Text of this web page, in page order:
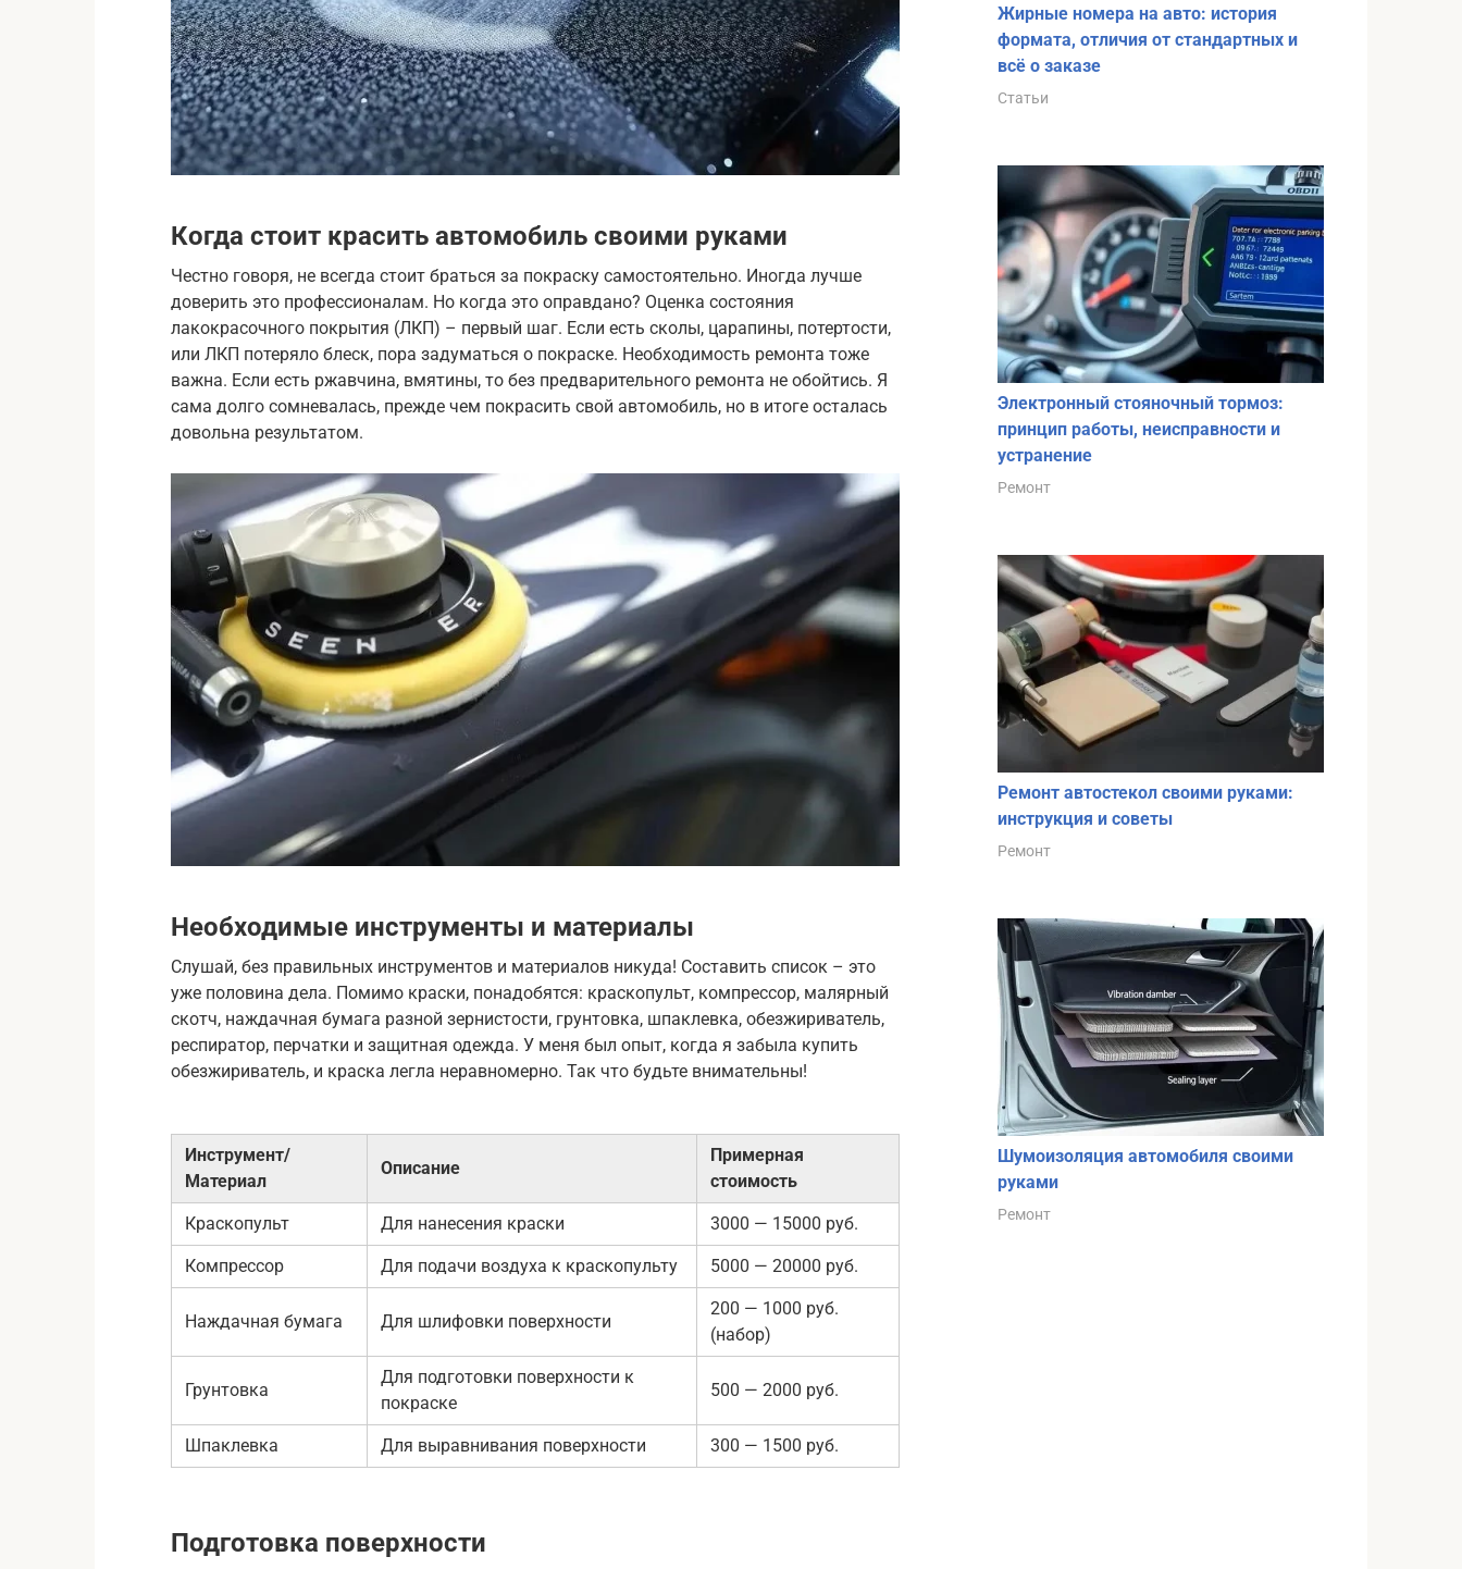
Когда стоит красить автомобиль своими руками
Честно говоря, не всегда стоит браться за покраску самостоятельно. Иногда лучше
доверить это профессионалам. Но когда это оправдано? Оценка состояния
лакокрасочного покрытия (ЛКП) – первый шаг. Если есть сколы, царапины, потертости,
или ЛКП потеряло блеск, пора задуматься о покраске. Необходимость ремонта тоже
важна. Если есть ржавчина, вмятины, то без предварительного ремонта не обойтись. Я
сама долго сомневалась, прежде чем покрасить свой автомобиль, но в итоге осталась
довольна результатом.
Необходимые инструменты и материалы
Слушай, без правильных инструментов и материалов никуда! Составить список – это
уже половина дела. Помимо краски, понадобятся: краскопульт, компрессор, малярный
скотч, наждачная бумага разной зернистости, грунтовка, шпаклевка, обезжириватель,
респиратор, перчатки и защитная одежда. У меня был опыт, когда я забыла купить
обезжириватель, и краска легла неравномерно. Так что будьте внимательны!
Инструмент/
Материал
Описание
Примерная
стоимость
Краскопульт Для нанесения краски 3000 — 15000 руб.
Компрессор Для подачи воздуха к краскопульту 5000 — 20000 руб.
Наждачная бумага Для шлифовки поверхности
200 — 1000 руб.
(набор)
Грунтовка
Для подготовки поверхности к
покраске
500 — 2000 руб.
Шпаклевка Для выравнивания поверхности 300 — 1500 руб.
Подготовка поверхности
Жирные номера на авто: история
формата, отличия от стандартных и
всё о заказе
Статьи
Электронный стояночный тормоз:
принцип работы, неисправности и
устранение
Ремонт
Ремонт автостекол своими руками:
инструкция и советы
Ремонт
Шумоизоляция автомобиля своими
руками
Ремонт